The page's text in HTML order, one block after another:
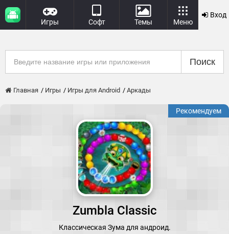
Игры Софт Темы Меню
Вход
Поиск
Главная Игры Игры для Android Аркады
Рекомендуем
Zumbla Classic
Классическая Зума для андроид.